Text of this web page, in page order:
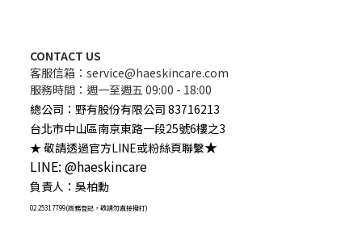
CONTACT US
客服信箱： service@haeskincare.com
服務時間：週一至週五 09:00 - 18:00
總公司 ： 野有股份有限公司 83716213
台北市中山區南京東路一段25號6樓之3
★ 敬請透過官方LINE或粉絲頁聯繫★
LINE: @haeskincare
負責人：吳柏勳
02 2531 7799(商務登記，敬請勿直接撥打)